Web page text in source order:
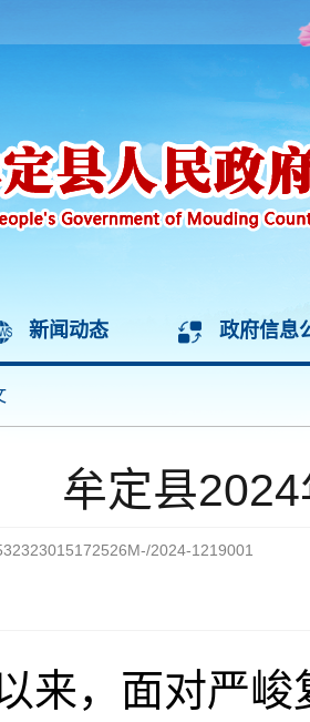
新闻动态 政府信息
牟定县
2024-1219001
来，面对严